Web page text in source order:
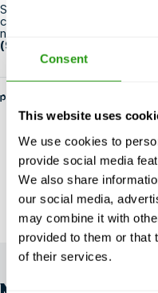
Consent
This website uses
We use cookies to
provide social media
We also share
our social media,
may combine it with
provided to them or that
of their services.
Si tiene alguna pregunta
cuestión de formación, no
nosotros a través de
(985) 217 9284
por fs-admin